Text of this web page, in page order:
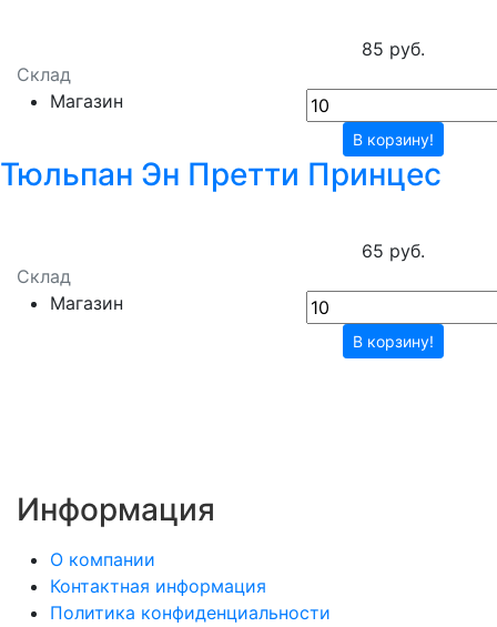
Склад
Магазин
85 руб.
В корзину!
Тюльпан Эн Претти Принцес
Склад
Магазин
65 руб.
В корзину!
Информация
О компании
Контактная информация
Политика конфиденциальности